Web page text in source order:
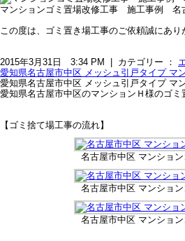
マンションゴミ置場改修工事 施工事例 名
この度は、ゴミ置き場工事のご依頼誠にあり
2015年3月31日 3:34 PM | カテゴリー ：
愛知県名古屋市中区 メッシュ引戸タイプ マ
愛知県名古屋市中区 メッシュ引戸タイプ マ
愛知県名古屋市中区のマンションＨ様のゴ
【ゴミ捨て場工事の流れ】
名古屋市中区 マンショ
名古屋市中区 マンショ
名古屋市中区 マンショ